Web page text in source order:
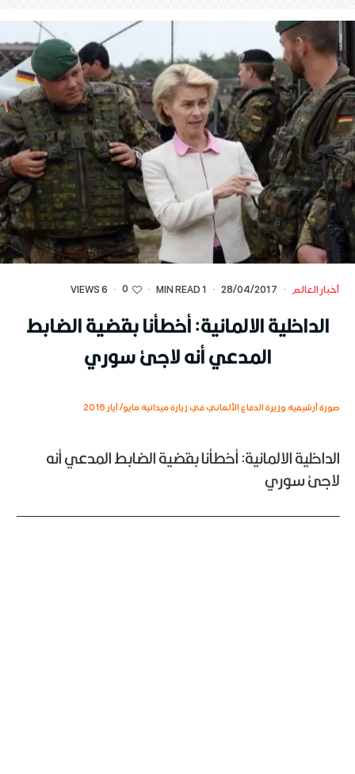
أخبار العالم ·
28/04/2017
·
1 MIN READ
·
0
·
6 VIEWS
الداخلية الالمانية: أخطأنا بقضية الضابط
المدعي أنه لاجئ سوري
صورة أرشيفية وزيرة الدفاع الألماني في زيارة ميدانية مايو/ أيار 2016
الداخلية الالمانية: أخطأنا بقضية الضابط المدعي أنه
لاجئ سوري